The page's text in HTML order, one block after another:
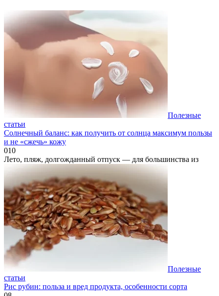
Полезные
статьи
Солнечный баланс: как получить от солнца максимум пользы
и не «сжечь» кожу
010
Лето, пляж, долгожданный отпуск — для большинства из
Полезные
статьи
Рис рубин: польза и вред продукта, особенности сорта